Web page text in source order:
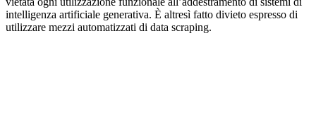
intelligenza artificiale generativa. È altresì fatto divieto espresso di
utilizzare mezzi automatizzati di data scraping.